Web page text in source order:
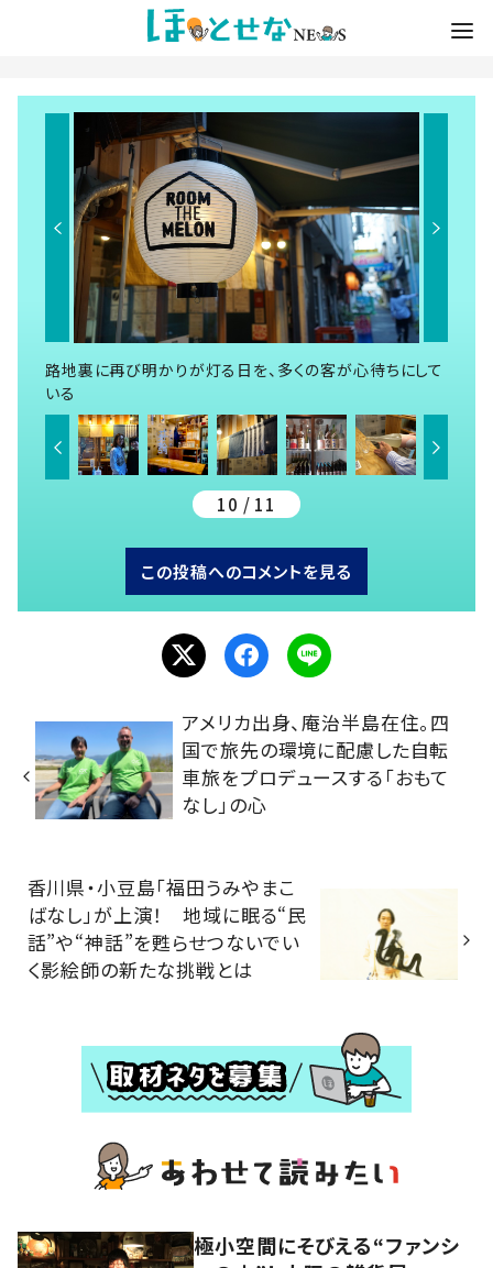
路地裏に再び明かりが灯る日を、多くの客が心待ちにして
いる
10 / 11
この投稿へのコメントを見る
アメリカ出身、庵治半島在住。四
国で旅先の環境に配慮した自転
車旅をプロデュースする「おもて
なし」の心
香川県・小豆島「福田うみやまこ
ばなし」が上演！ 地域に眠る“民
話”や“神話”を甦らせつないでい
く影絵師の新たな挑戦とは
極小空間にそびえる“ファンシ